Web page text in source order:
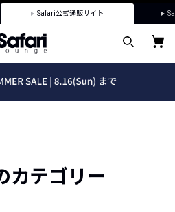
Safari公式通販サイト
カテゴリー